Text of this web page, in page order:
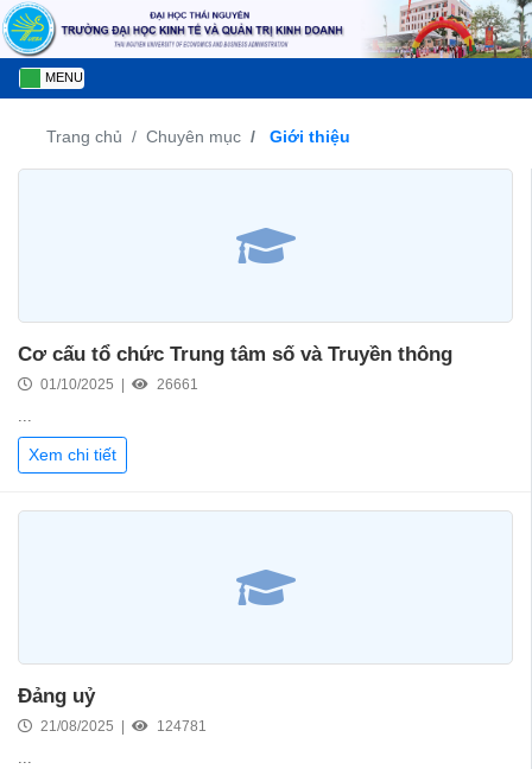
MENU
Trang chủ Chuyên mục Giới thiệu
Cơ cấu tổ chức Trung tâm số và Truyền thông
01/10/2025 | 26661
...
Xem chi tiết
Đảng uỷ
21/08/2025 | 124781
...